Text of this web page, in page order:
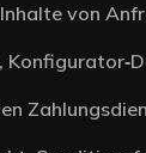
von